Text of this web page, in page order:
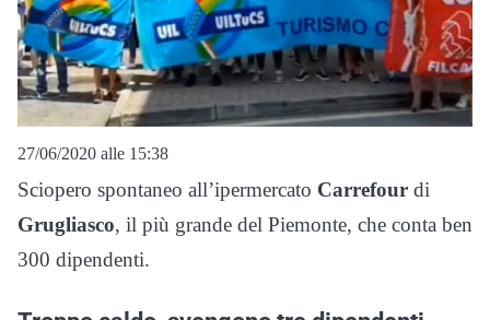
27/06/2020 alle 15:38
Sciopero spontaneo all’ipermercato Carrefour di
Grugliasco, il più grande del Piemonte, che conta ben
300 dipendenti.